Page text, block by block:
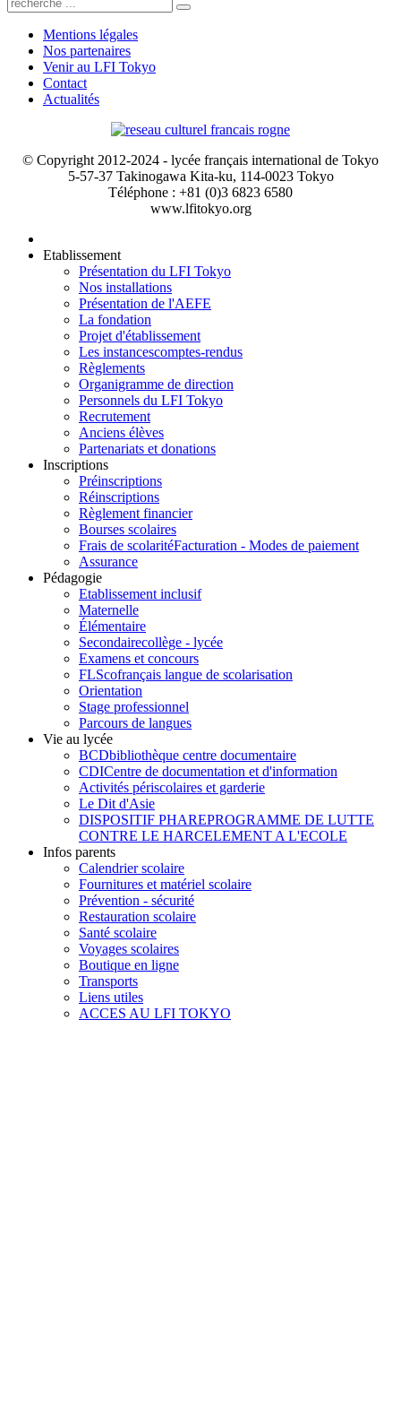
Mentions légales
Nos partenaires
Venir au LFI Tokyo
Contact
Actualités
© Copyright 2012-2024 - lycée français international de Tokyo
5-57-37 Takinogawa Kita-ku, 114-0023 Tokyo
Téléphone : +81 (0)3 6823 6580
www.lfitokyo.org
Etablissement
Présentation du LFI Tokyo
Nos installations
Présentation de l'AEFE
La fondation
Projet d'établissement
Les instancescomptes-rendus
Règlements
Organigramme de direction
Personnels du LFI Tokyo
Recrutement
Anciens élèves
Partenariats et donations
Inscriptions
Préinscriptions
Réinscriptions
Règlement financier
Bourses scolaires
Frais de scolaritéFacturation - Modes de paiement
Assurance
Pédagogie
Etablissement inclusif
Maternelle
Élémentaire
Secondairecollège - lycée
Examens et concours
FLScofrançais langue de scolarisation
Orientation
Stage professionnel
Parcours de langues
Vie au lycée
BCDbibliothèque centre documentaire
CDICentre de documentation et d'information
Activités périscolaires et garderie
Le Dit d'Asie
DISPOSITIF PHAREPROGRAMME DE LUTTE
CONTRE LE HARCELEMENT A L'ECOLE
Infos parents
Calendrier scolaire
Fournitures et matériel scolaire
Prévention - sécurité
Restauration scolaire
Santé scolaire
Voyages scolaires
Boutique en ligne
Transports
Liens utiles
ACCES AU LFI TOKYO